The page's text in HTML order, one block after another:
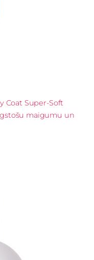
Coat Super-Soft
maigumu un